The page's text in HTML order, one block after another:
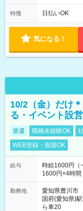
は固定休です
フト！ 残業ほ
特徴 日払いOK
気になる！
10/2（金）だけ
る・イベント設
派遣 職種未経験OK
WEB登録・面接OK
給与
時給1600円
1600円×4時間
勤務地
愛知県豊川市
国府(愛知県)
ら車20